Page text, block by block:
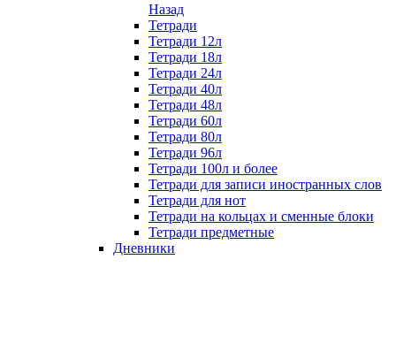
Назад
Тетради
Тетради 12л
Тетради 18л
Тетради 24л
Тетради 40л
Тетради 48л
Тетради 60л
Тетради 80л
Тетради 96л
Тетради 100л и более
Тетради для записи иностранных слов
Тетради для нот
Тетради на кольцах и сменные блоки
Тетради предметные
Дневники